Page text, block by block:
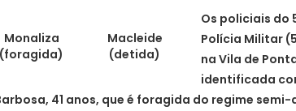
Monaliza
(foragida)
Macleide
(detida)
Os policiais do
Polícia Militar
na Vila de
identificada
41 anos, que é foragida do regime